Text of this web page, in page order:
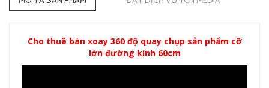
Cho thuê bàn xoay 360 độ quay chụp sản phẩm cỡ
lớn đường kính 60cm